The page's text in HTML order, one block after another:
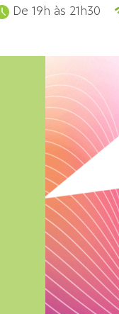
De 19h às 21h30